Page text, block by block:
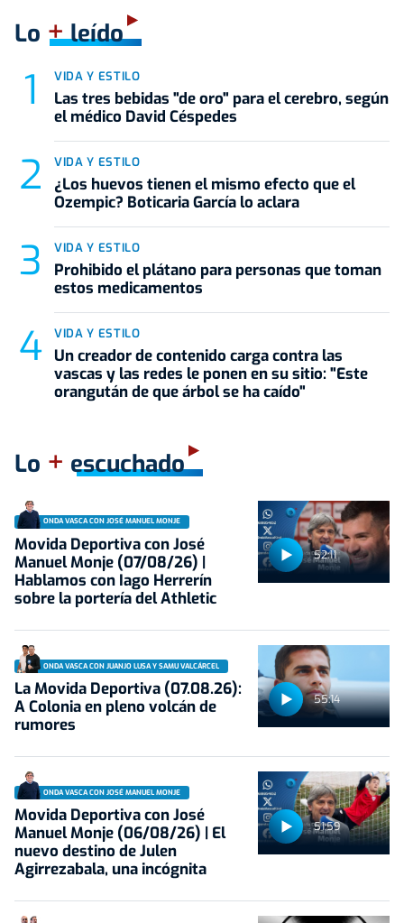
Lo +leído
VIDA Y ESTILO
Las tres bebidas "de oro" para el cerebro, según
el médico David Céspedes
VIDA Y ESTILO
¿Los huevos tienen el mismo efecto que el
Ozempic? Boticaria García lo aclara
VIDA Y ESTILO
Prohibido el plátano para personas que toman
estos medicamentos
VIDA Y ESTILO
Un creador de contenido carga contra las
vascas y las redes le ponen en su sitio: "Este
orangután de que árbol se ha caído"
Lo + escuchado
52:11
ONDA VASCA CON JOSÉ MANUEL MONJE
Movida Deportiva con José
Manuel Monje (07/08/26) |
Hablamos con Iago Herrerín
sobre la portería del Athletic
55:14
ONDA VASCA CON JUANJO LUSA Y SAMU VALCÁRCEL
La Movida Deportiva (07.08.26):
A Colonia en pleno volcán de
rumores
51:59
ONDA VASCA CON JOSÉ MANUEL MONJE
Movida Deportiva con José
Manuel Monje (06/08/26) | El
nuevo destino de Julen
Agirrezabala, una incógnita